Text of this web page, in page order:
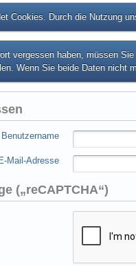
Cookies. Durch die Nutzung
vergessen haben, müssen
Wenn Sie beide Daten nicht
Benutzername
E-Mail-Adresse
(„reCAPTCHA“)